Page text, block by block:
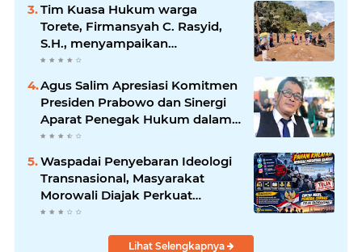
Tim Kuasa Hukum warga
Torete, Firmansyah C. Rasyid,
S.H., menyampaikan
permohonan maaf atas
kesalahpahaman yang
berkembang di ruang publik
Agus Salim Apresiasi Komitmen
Presiden Prabowo dan Sinergi
Aparat Penegak Hukum dalam
Pemberantasan Korupsi
Waspadai Penyebaran Ideologi
Transnasional, Masyarakat
Morowali Diajak Perkuat
Persatuan dan Wawasan
Lihat Selengkapnya